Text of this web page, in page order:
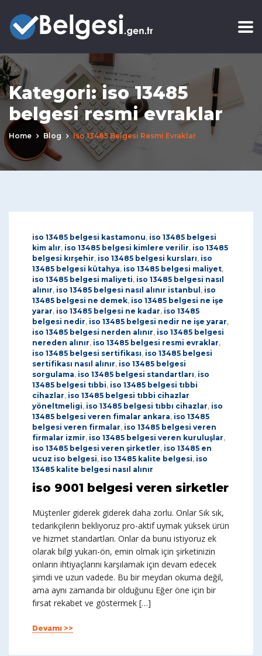
Kategori:iso 13485
belgesi resmi evraklar
Home Blog Iso 13485 Belgesi Resmi Evraklar
iso 13485 belgesi kastamonu, iso 13485 belgesi
kim alır, iso 13485 belgesi kimlere verilir, iso 13485
belgesi kırşehir, iso 13485 belgesi kursları, iso
13485 belgesi kütahya, iso 13485 belgesi maliyet,
iso 13485 belgesi maliyeti, iso 13485 belgesi nasıl
alınır, iso 13485 belgesi nasıl alınır istanbul , iso
13485 belgesi ne demek, iso 13485 belgesi ne işe
yarar, iso 13485 belgesi ne kadar, iso 13485
belgesi nedir, iso 13485 belgesi nedir ne işe yarar,
iso 13485 belgesi nerden alınır, iso 13485 belgesi
nereden alınır, iso 13485 belgesi resmi evraklar,
iso 13485 belgesi sertifikası, iso 13485 belgesi
sertifikası nasıl alınır, iso 13485 belgesi
sorgulama, iso 13485 belgesi standartları, iso
13485 belgesi tıbbi, iso 13485 belgesi tıbbi
cihazlar, iso 13485 belgesi tıbbi cihazlar
yöneltmeligi, iso 13485 belgesi tıbbı cihazlar, iso
13485 belgesi veren fimalar ankara, iso 13485
belgesi veren firmalar, iso 13485 belgesi veren
firmalar izmir, iso 13485 belgesi veren kuruluşlar,
iso 13485 belgesi veren şirketler, iso 13485 en
ucuz iso belgesi, iso 13485 kalite belgesi, iso
13485 kalite belgesi nasıl alınır
iso 9001 belgesi veren sirketler
Müşteriler giderek giderek daha zorlu. Onlar Sık sık,
tedarikçilerin bekliyoruz pro-aktif uymak yüksek ürün
ve hizmet standartları. Onlar da bunu istiyoruz ek
olarak bilgi yukarı-ön, emin olmak için şirketinizin
onların ihtiyaçlarını karşılamak için devam edecek
şimdi ve uzun vadede. Bu bir meydan okuma değil,
ama aynı zamanda bir olduğunu Eğer öne için bir
fırsat rekabet ve göstermek […]
Devamı >>